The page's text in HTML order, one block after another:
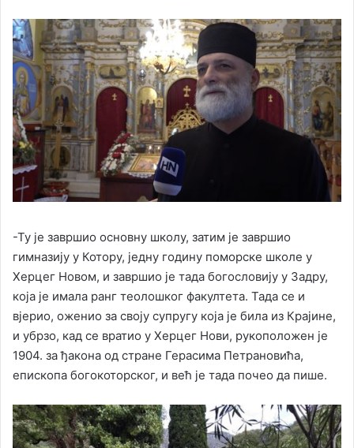
-Ту је завршио основну школу, затим је завршио
гимназију у Котору, једну годину поморске школе у
Херцег Новом, и завршио је тада богословију у Задру,
која је имала ранг теолошког факултета. Тада се и
вјерио, оженио за своју супругу која је била из Крајине,
и убрзо, кад се вратио у Херцег Нови, рукоположен је
1904. за ђакона од стране Герасима Петрановића,
епископа богокоторског, и већ је тада почео да пише.